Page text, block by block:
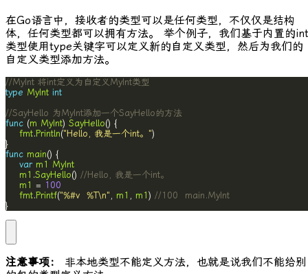
在Go语言中，接收者的类型可以是任何类型，不仅仅是结构
体，任何类型都可以拥有方法。 举个例子，我们基于内置的int
类型使用type关键字可以定义新的自定义类型，然后为我们的
自定义类型添加方法。
//MyInt 将int定义为自定义MyInt类型
type MyInt int
//SayHello 为MyInt添加一个SayHello的方法
func (m MyInt) SayHello
fmt.Println("Hello, 我是一个int。"
func main
var m1
MyInt
m1 .SayHello() //Hello, 我是一个int。
m1 = 100
fmt.Printf("%#v  %T\n" , m1 , m1 ) //100  main.MyInt
}
注意事项：
非本地类型不能定义方法，也就是说我们不能给别